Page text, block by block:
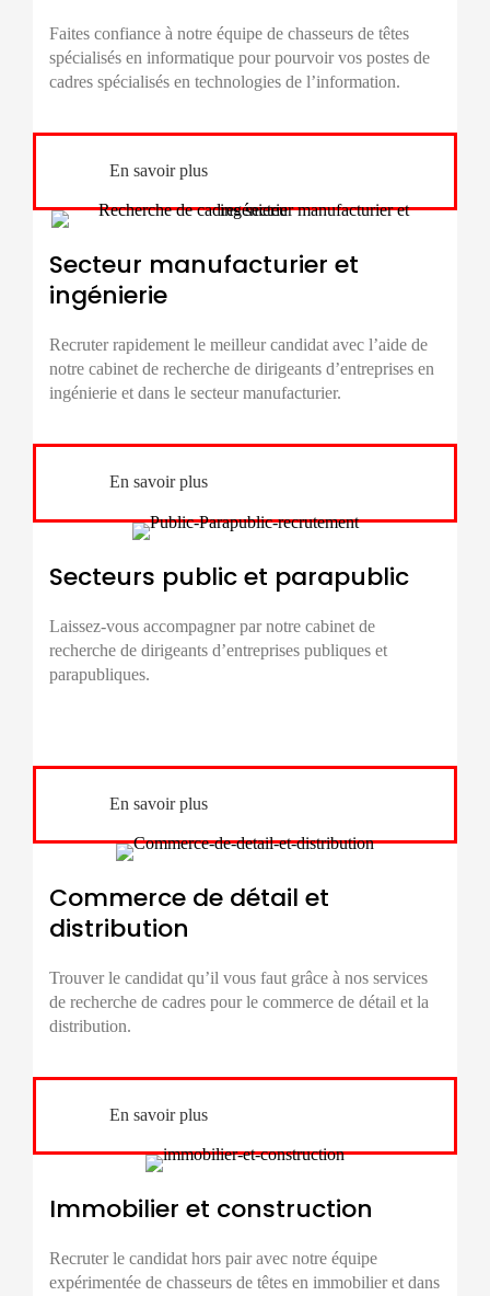
Faites confiance à notre équipe de chasseurs de têtes
spécialisés en informatique pour pourvoir vos postes de
cadres spécialisés en technologies de l’information.
En savoir plus
Secteur manufacturier et
ingénierie
Recruter rapidement le meilleur candidat avec l’aide de
notre cabinet de recherche de dirigeants d’entreprises en
ingénierie et dans le secteur manufacturier.
En savoir plus
Secteurs public et parapublic
Laissez-vous accompagner par notre cabinet de
recherche de dirigeants d’entreprises publiques et
parapubliques.
En savoir plus
Commerce de détail et
distribution
Trouver le candidat qu’il vous faut grâce à nos services
de recherche de cadres pour le commerce de détail et la
distribution.
En savoir plus
Immobilier et construction
Recruter le candidat hors pair avec notre équipe
expérimentée de chasseurs de têtes en immobilier et dans